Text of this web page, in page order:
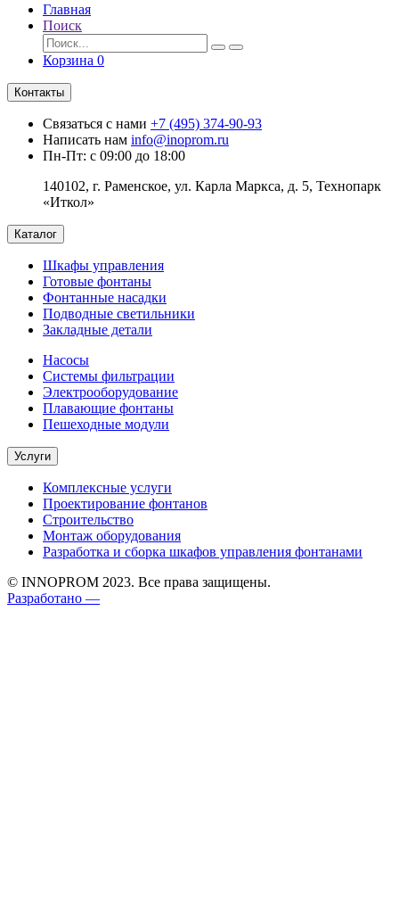
Главная
Поиск
Корзина 0
Контакты
Связаться с нами +7 (495) 374-90-93
Написать нам info@inoprom.ru
Пн-Пт: с 09:00 до 18:00
140102, г. Раменское, ул. Карла Маркса, д. 5, Технопарк
«Иткол»
Каталог
Шкафы управления
Готовые фонтаны
Фонтанные насадки
Подводные светильники
Закладные детали
Насосы
Системы фильтрации
Электрооборудование
Плавающие фонтаны
Пешеходные модули
Услуги
Комплексные услуги
Проектирование фонтанов
Строительство
Монтаж оборудования
Разработка и сборка шкафов управления фонтанами
© INNOPROM 2023. Все права защищены.
Разработано —